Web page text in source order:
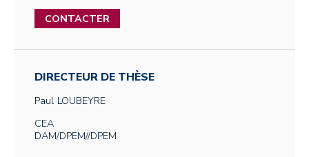
CONTACTER
DIRECTEUR DE THÈSE
Paul LOUBEYRE
CEA
DAM/DPEM//DPEM